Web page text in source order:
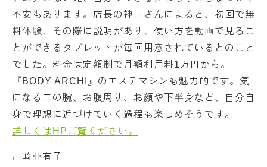
不安もあります。店長の神山さんによると、初回で無
料体験、その際に説明があり、使い方を動画で見るこ
とができるタブレットが毎回用意されているとのこと
でした。料金は定額制で月額利用料1万円から。
『BODY ARCHI』のエステマシンも魅力的です。気
になる二の腕、お腹周り、お顔や下半身など、自分自
身で理想に近づけていく過程も楽しめそうです。
詳しくはHPご覧ください。
川崎亜有子